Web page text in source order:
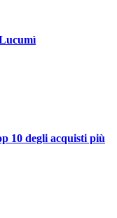
10 degli acquisti più